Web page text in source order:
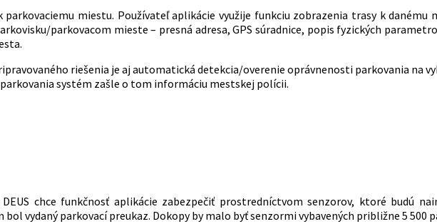
miestu. Používateľ aplikácie využije funkciu zobrazenia trasy k
parkovacom mieste – presná adresa, GPS súradnice, popis fyzických
riešenia je aj automatická detekcia/overenie oprávnenosti parkovania na
systém zašle o tom informáciu mestskej polícii.
chce funkčnosť aplikácie zabezpečiť prostredníctvom senzorov, ktoré budú
vydaný parkovací preukaz. Dokopy by malo byť senzormi vybavených približne 5 500